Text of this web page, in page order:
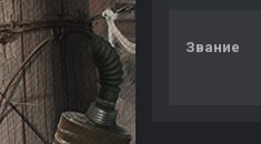
Звание